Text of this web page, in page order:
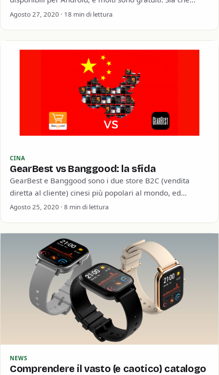
siano supportati da annunci…
Agosto 27, 2020 · 18 min di lettura
CINA
GearBest vs Banggood: la sfida
GearBest e Banggood sono i due store B2C (vendita
diretta al cliente) cinesi più popolari al mondo, ed
entrambi hanno a disposizione…
Agosto 25, 2020 · 8 min di lettura
NEWS
Comprendere il vasto (e caotico) catalogo